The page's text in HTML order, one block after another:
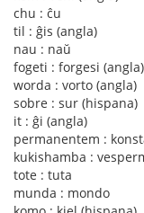
chu : ĉu
til : ĝis (angla)
nau : naŭ
fogeti : forgesi (angla)
worda : vorto (angla)
sobre : sur (hispana)
it : ĝi (angla)
permanentem :
kukishamba :
tote : tuta
munda : mondo